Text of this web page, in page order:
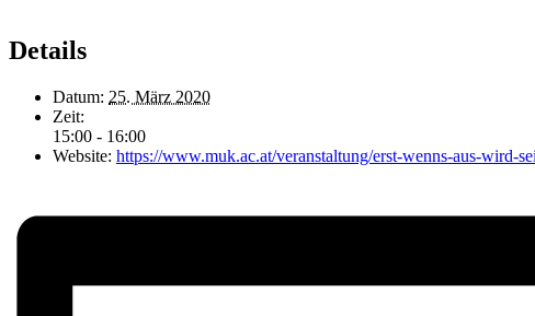
Details
Datum: 25. März 2020
Zeit:
15:00 - 16:00
Website: https://www.muk.ac.at/veranstaltung/erst-wenns-aus-wird-